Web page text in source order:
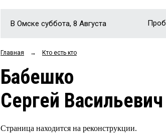
В Омске суббота, 8 Августа
Главная → Кто есть кто
Бабешко
Сергей Васильевич
Страница находится на реконструкции.